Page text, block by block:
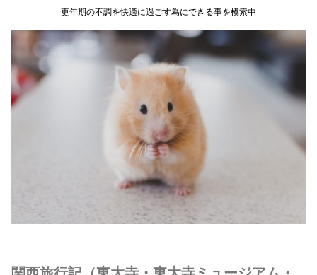
更年期の不調を快適に過ごす為にできる事を模索中